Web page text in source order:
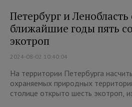
Петербург и
ближайшие годы пять
экотроп
2024-08-02 10:40:04
На территории Петербурга
охраняемых природных
столице открыто шесть экотроп,